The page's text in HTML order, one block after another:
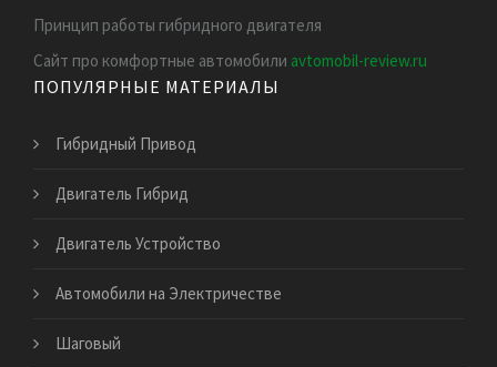
Принцип работы гибридного двигателя
Сайт про комфортные автомобили avtomobil-review.ru
ПОПУЛЯРНЫЕ МАТЕРИАЛЫ
Гибридный Привод
Двигатель Гибрид
Двигатель Устройство
Автомобили на Электричестве
Шаговый